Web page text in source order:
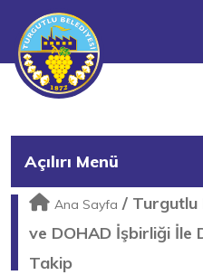
Açılırı Menü
Ana Sayfa / Turgutlu
ve DOHAD İşbirliği İle
Takip